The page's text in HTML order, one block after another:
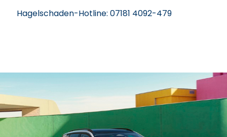
Hagelschaden-Hotline: 07181 4092-479